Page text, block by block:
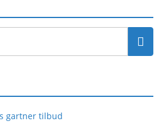
gartner tilbud